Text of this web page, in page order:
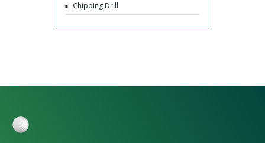
Chipping Drill